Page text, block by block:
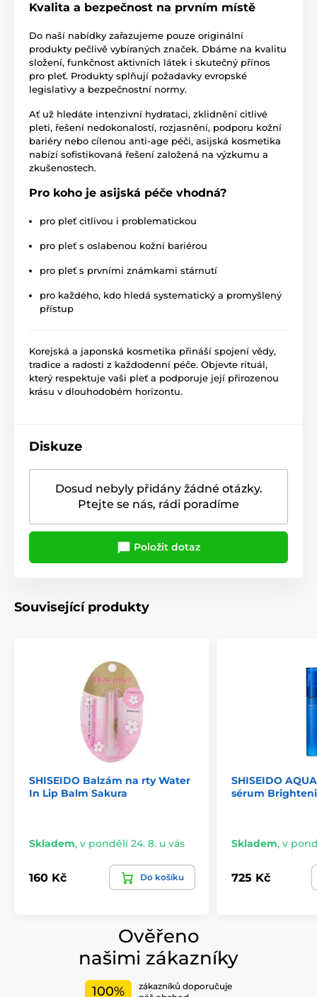
Kvalita a bezpečnost na prvním místě
Do naší nabídky zařazujeme pouze originální
produkty pečlivě vybíraných značek. Dbáme na kvalitu
složení, funkčnost aktivních látek i skutečný přínos
pro pleť. Produkty splňují požadavky evropské
legislativy a bezpečnostní normy.
Ať už hledáte intenzivní hydrataci, zklidnění citlivé
pleti, řešení nedokonalostí, rozjasnění, podporu kožní
bariéry nebo cílenou anti-age péči, asijská kosmetika
nabízí sofistikovaná řešení založená na výzkumu a
zkušenostech.
Pro koho je asijská péče vhodná?
pro pleť citlivou i problematickou
pro pleť s oslabenou kožní bariérou
pro pleť s prvními známkami stárnutí
pro každého, kdo hledá systematický a promyšlený
přístup
Korejská a japonská kosmetika přináší spojení vědy,
tradice a radosti z každodenní péče. Objevte rituál,
který respektuje vaši pleť a podporuje její přirozenou
krásu v dlouhodobém horizontu.
Diskuze
Dosud nebyly přidány žádné otázky.
Ptejte se nás, rádi poradíme
Položit dotaz
Související produkty
SHISEIDO Balzám na rty Water
In Lip Balm Sakura
Skladem, v pondělí 24. 8. u vás
160 Kč Do košíku
SHISEIDO
sérum
Skladem, v
725 Kč
Ověřeno
našimi zákazníky
100%
zákazníků doporučuje